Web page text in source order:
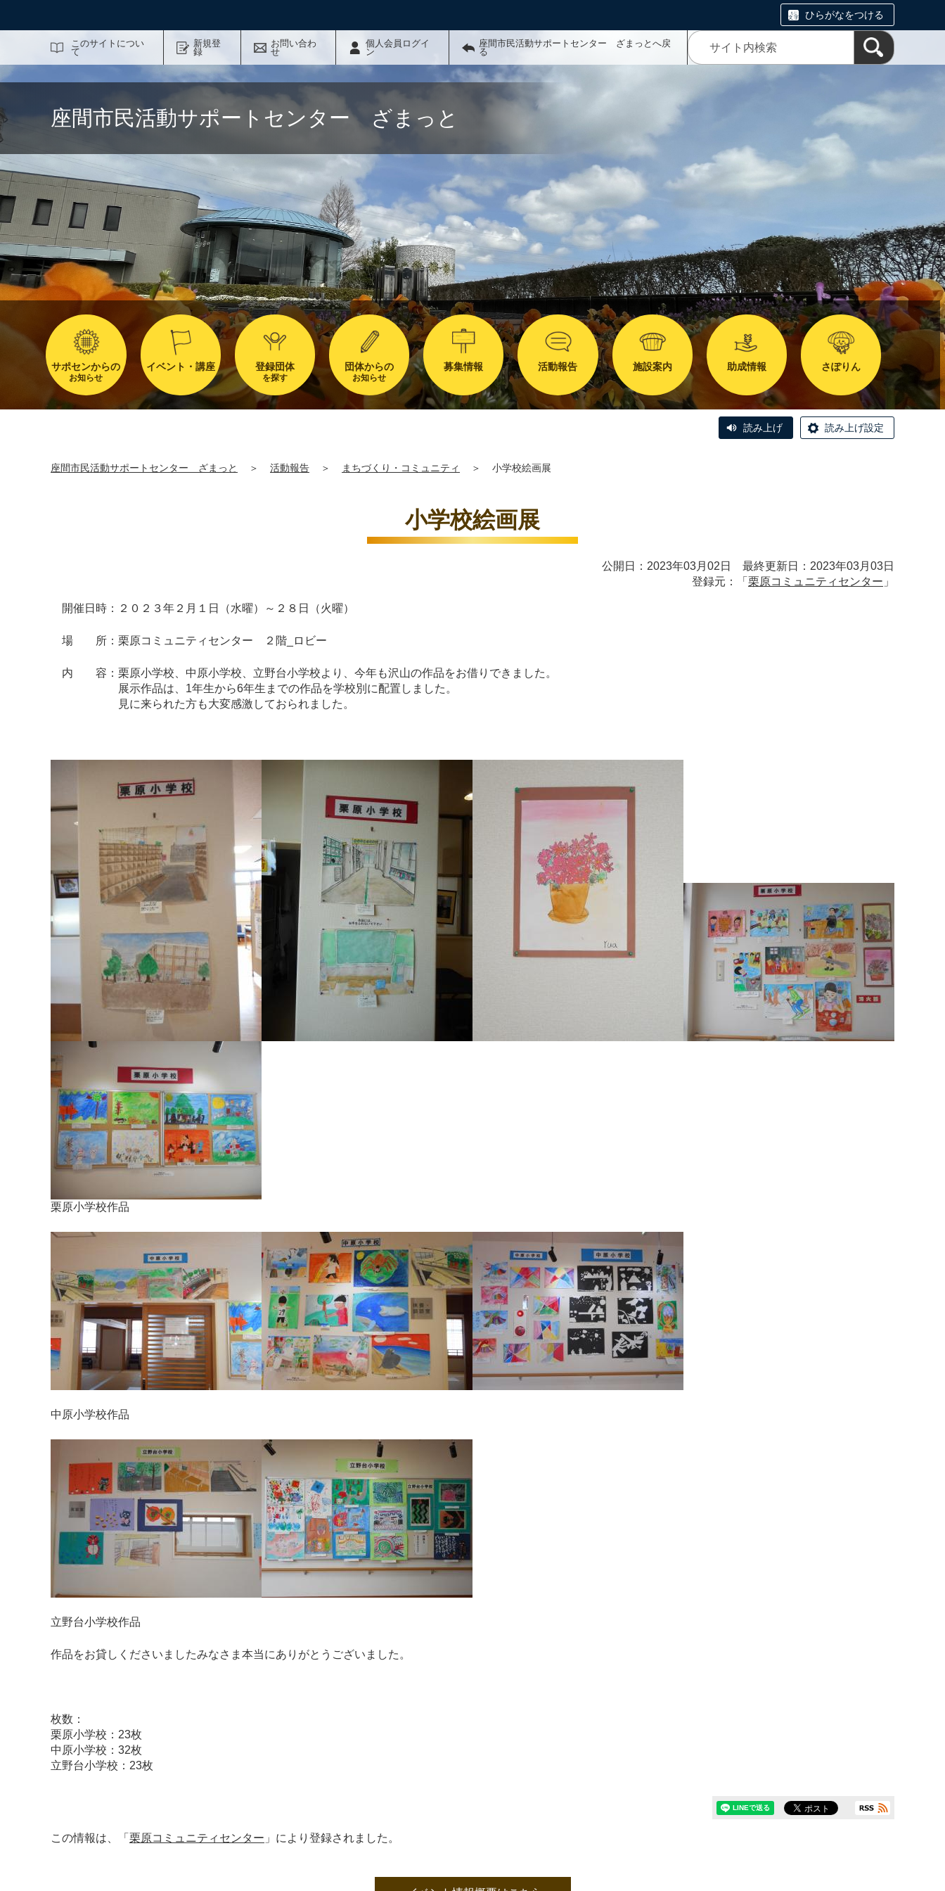
ひらがなをつける
このサイトについ
て
新規登
録
お問い合わ
せ
個人会員ログイ
ン
座間市民活動サポートセンター ざまっとへ戻
る
座間市民活動サポートセンター ざまっと
サポセンからの
お知らせ
イベント・講座 登録団体
を探す
団体からの
お知らせ
募集情報 活動報告 施設案内 助成情報 さぽりん
読み上げ 読み上げ設定
座間市民活動サポートセンター ざまっと ＞ 活動報告 ＞ まちづくり・コミュニティ ＞ 小学校絵画展
小学校絵画展
公開日：2023年03月02日 最終更新日：2023年03月03日
登録元：「 栗原コミュニティセンター 」
開催日時：２０２３年２月１日（水曜）～２８日（火曜）
場 所：栗原コミュニティセンター ２階_ロビー
内 容：栗原小学校、中原小学校、立野台小学校より、今年も沢山の作品をお借りできました。
展示作品は、1年生から6年生までの作品を学校別に配置しました。
見に来られた方も大変感激しておられました。
栗原小学校作品
中原小学校作品
立野台小学校作品
作品をお貸しくださいましたみなさま本当にありがとうございました。
枚数：
栗原小学校：23枚
中原小学校：32枚
立野台小学校：23枚
この情報は、「 栗原コミュニティセンター 」により登録されました。